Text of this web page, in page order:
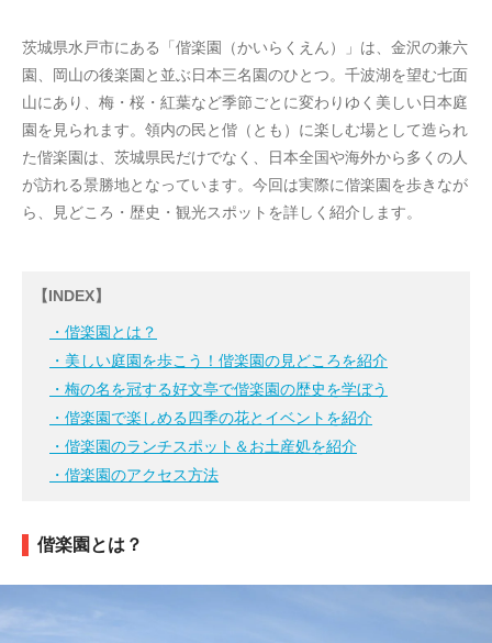
茨城県水戸市にある「偕楽園（かいらくえん）」は、金沢の兼六
園、岡山の後楽園と並ぶ日本三名園のひとつ。千波湖を望む七面
山にあり、梅・桜・紅葉など季節ごとに変わりゆく美しい日本庭
園を見られます。領内の民と偕（とも）に楽しむ場として造られ
た偕楽園は、茨城県民だけでなく、日本全国や海外から多くの人
が訪れる景勝地となっています。今回は実際に偕楽園を歩きなが
ら、見どころ・歴史・観光スポットを詳しく紹介します。
【INDEX】
・偕楽園とは？
・美しい庭園を歩こう！偕楽園の見どころを紹介
・梅の名を冠する好文亭で偕楽園の歴史を学ぼう
・偕楽園で楽しめる四季の花とイベントを紹介
・偕楽園のランチスポット＆お土産処を紹介
・偕楽園のアクセス方法
偕楽園とは？